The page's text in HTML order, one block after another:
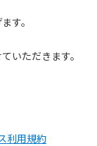
す。
いただきます。
利用規約